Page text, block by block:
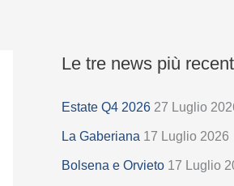
Le tre news più
Estate Q4 2026 27 Luglio
La Gaberiana 17 Luglio 2026
Bolsena e Orvieto 17 Luglio
S
l
e
z